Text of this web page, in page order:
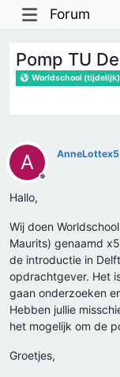
Forum
Pomp TU
Worldschool (tijdelijk)
A
Offline
AnneLottex5
Hallo,
Wij doen
Maurits) genaamd
de introductie in
opdrachtgever. Het
gaan onderzoeken
Hebben jullie
het mogelijk om de
Groetjes,